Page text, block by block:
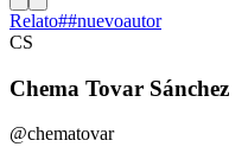
Relato##nuevoautor
CS
Chema Tovar Sánchez
@chematovar